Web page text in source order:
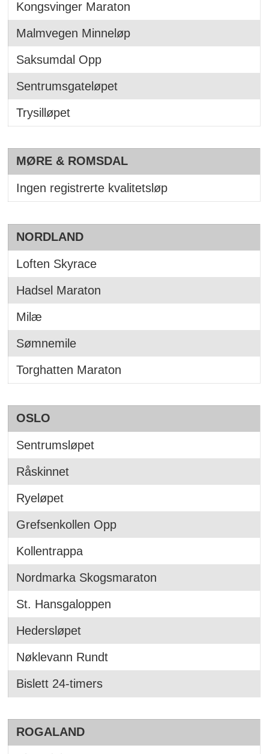
Kongsvinger Maraton
Malmvegen Minneløp
Saksumdal Opp
Sentrumsgateløpet
Trysilløpet
MØRE & ROMSDAL
Ingen registrerte kvalitetsløp
NORDLAND
Loften Skyrace
Hadsel Maraton
Milæ
Sømnemile
Torghatten Maraton
OSLO
Sentrumsløpet
Råskinnet
Ryeløpet
Grefsenkollen Opp
Kollentrappa
Nordmarka Skogsmaraton
St. Hansgaloppen
Hedersløpet
Nøklevann Rundt
Bislett 24-timers
ROGALAND